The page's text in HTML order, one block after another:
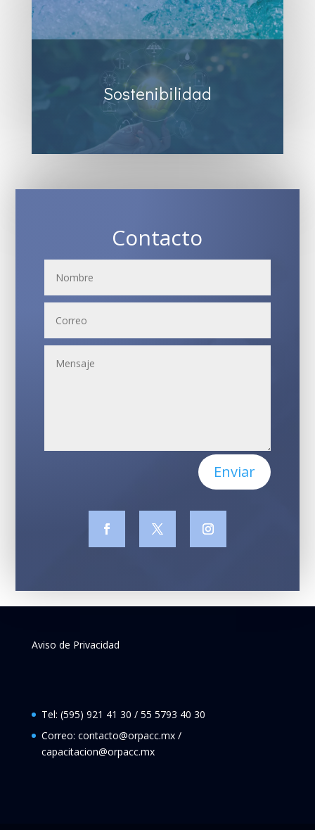
Sostenibilidad
Contacto
Enviar
Aviso de Privacidad
Tel: (595) 921 41 30 / 55 5793 40 30
Correo: contacto@orpacc.mx /
capacitacion@orpacc.mx